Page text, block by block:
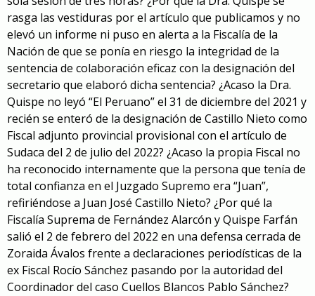
rasga las vestiduras por el artículo que publicamos y no
elevó un informe ni puso en alerta a la Fiscalía de la
Nación de que se ponía en riesgo la integridad de la
sentencia de colaboración eficaz con la designación del
secretario que elaboró dicha sentencia? ¿Acaso la Dra.
Quispe no leyó “El Peruano” el 31 de diciembre del 2021 y
recién se enteró de la designación de Castillo Nieto como
Fiscal adjunto provincial provisional con el artículo de
Sudaca del 2 de julio del 2022? ¿Acaso la propia Fiscal no
ha reconocido internamente que la persona que tenía de
total confianza en el Juzgado Supremo era “Juan”,
refiriéndose a Juan José Castillo Nieto? ¿Por qué la
Fiscalía Suprema de Fernández Alarcón y Quispe Farfán
salió el 2 de febrero del 2022 en una defensa cerrada de
Zoraida Ávalos frente a declaraciones periodísticas de la
ex Fiscal Rocío Sánchez pasando por la autoridad del
Coordinador del caso Cuellos Blancos Pablo Sánchez?